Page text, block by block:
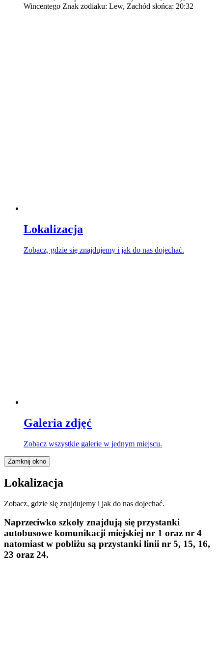
Wincentego Znak zodiaku: Lew, Zachód słońca: 20:32
Lokalizacja
Zobacz, gdzie się znajdujemy i jak do nas dojechać.
Galeria zdjęć
Zobacz wszystkie galerie w jednym miejscu.
Zamknij okno
Lokalizacja
Zobacz, gdzie się znajdujemy i jak do nas dojechać.
Naprzeciwko szkoły znajdują się przystanki
autobusowe komunikacji miejskiej nr 1 oraz nr 4
natomiast w pobliżu są przystanki linii nr 5, 15, 16,
23 oraz 24.